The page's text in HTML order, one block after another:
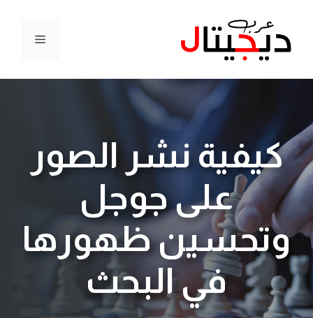
المحتوى
القائمة
كيفية نشر الصور
على جوجل
وتحسين ظهورها
في البحث